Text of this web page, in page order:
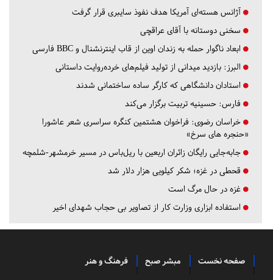
آژانس هسته‌ای آمریکا هدف نفوذ سایبری قرار گرفت
سخنی دوستانه با آقای عراقچی
ابعاد ناگوار حمله به زندان اوین از قاب اینترنشنال و BBC فارسی
البرز: بازدید میدانی از تولید فیلم‌های خرده‌روایت داستانی
استادان دانشگاهی که کارگر ساده ساختمانی شدند
فارس: حسینیه تربیت برگزار می‌کند
خراسان رضوی: فراخوان هشتمین کنگره سراسری شعر عاشورا
«حنجره های سرخ»
جابه‌جایی رایگان زائران اربعین با ریل‌باس در مسیر خرمشهر-شلمچه
قحطی در غزه؛ شکر کیلویی هزار دلار شد
غزه در حال مرگ است
استفاده ابزاری وزارت کار از تصاویر بی حجاب شهدای اخیر
صفحه نخست مبشر صبح فرهنگ و هنر